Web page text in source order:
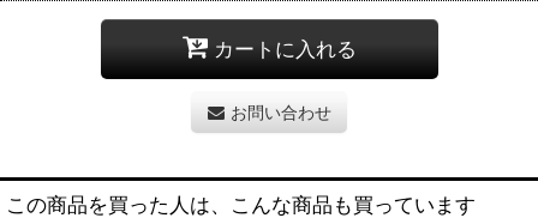
カートに入れる
お問い合わせ
この商品を買った人は、こんな商品も買っています